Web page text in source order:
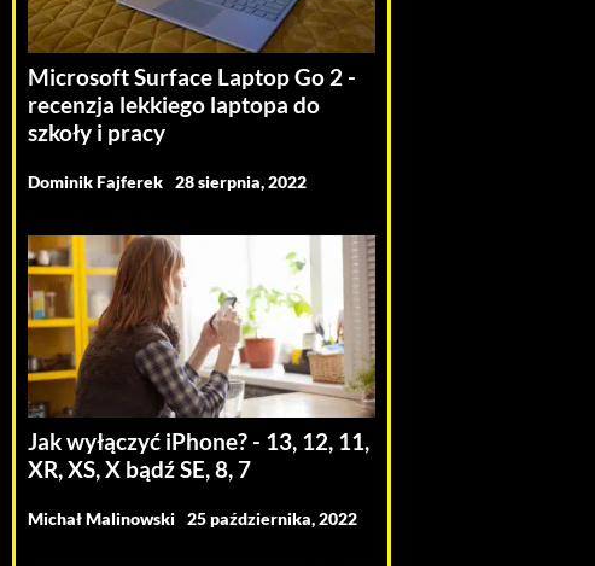
Microsoft Surface Laptop Go 2 -
recenzja lekkiego laptopa do
szkoły i pracy
Dominik Fajferek 28 sierpnia, 2022
Jak wyłączyć iPhone? - 13, 12, 11,
XR, XS, X bądź SE, 8, 7
Michał Malinowski 25 października, 2022